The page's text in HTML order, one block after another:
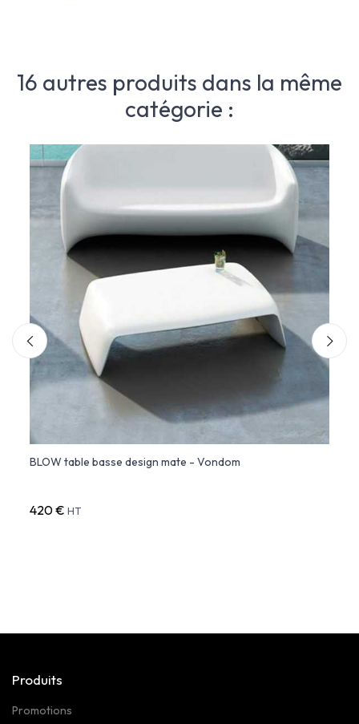
16 autres produits dans la même
catégorie :
BLOW table basse design mate - Vondom
420 € HT
Produits
Promotions